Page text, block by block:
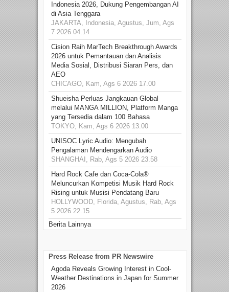
Indonesia 2026, Dukung Pengembangan AI
di Asia Tenggara
JAKARTA, Indonesia, Agustus, Jum, Ags
7 2026 04.14
Cision Raih MarTech Breakthrough Awards
2026 untuk Pemantauan dan Analisis
Media Sosial, Distribusi Siaran Pers, dan
AEO
CHICAGO, Kam, Ags 6 2026 17.00
Shueisha Perluas Jangkauan Global
melalui MANGA MILLION, Platform Manga
yang Tersedia dalam 100 Bahasa
TOKYO, Kam, Ags 6 2026 13.00
UNISOC Lyric Audio: Mengubah
Pengalaman Mendengarkan Audio
SHANGHAI, Rab, Ags 5 2026 23.58
Hard Rock Cafe dan Coca-Cola®
Meluncurkan Kompetisi Musik Hard Rock
Rising untuk Musisi Pendatang Baru
HOLLYWOOD, Florida, Agustus, Rab, Ags
5 2026 22.15
Berita Lainnya
Press Release from PR Newswire
Agoda Reveals Growing Interest in Cool-
Weather Destinations in Japan for Summer
2026